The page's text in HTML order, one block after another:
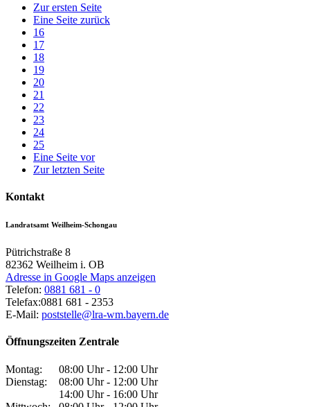
Zur ersten Seite
Eine Seite zurück
16
17
18
19
20
21
22
23
24
25
Eine Seite vor
Zur letzten Seite
Kontakt
Landratsamt Weilheim-Schongau
Pütrichstraße 8
82362 Weilheim i. OB
Adresse in Google Maps anzeigen
Telefon: 0881 681 - 0
Telefax:0881 681 - 2353
E-Mail: poststelle@lra-wm.bayern.de
Öffnungszeiten Zentrale
Montag:
08:00 Uhr - 12:00 Uhr
Dienstag:
08:00 Uhr - 12:00 Uhr
14:00 Uhr - 16:00 Uhr